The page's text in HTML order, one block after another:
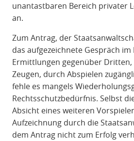
unantastbaren Bereich privater
an.
Zum Antrag, der
das aufgezeichnete Gespräch im
Ermittlungen gegenüber
Zeugen, durch Abspielen
fehle es mangels
Rechtsschutzbedürfnis. Selbst
Absicht eines weiteren
Aufzeichnung durch die
dem Antrag nicht zum Erfolg